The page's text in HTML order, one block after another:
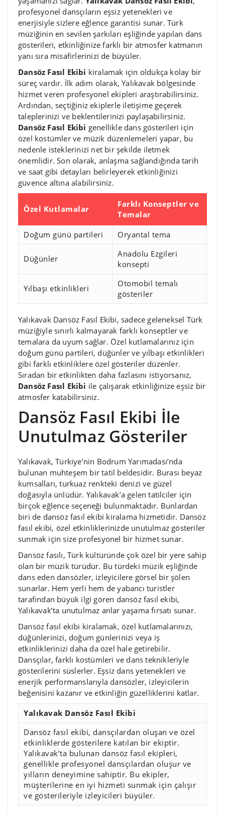
profesyonel dansçıların eşsiz yetenekleri ve
enerjisiyle sizlere eğlence garantisi sunar. Türk
müziğinin en sevilen şarkıları eşliğinde yapılan dans
gösterileri, etkinliğinize farklı bir atmosfer katmanın
yanı sıra misafirlerinizi de büyüler.
Dansöz Fasıl Ekibi kiralamak için oldukça kolay bir
süreç vardır. İlk adım olarak, Yalıkavak bölgesinde
hizmet veren profesyonel ekipleri araştırabilirsiniz.
Ardından, seçtiğiniz ekiplerle iletişime geçerek
taleplerinizi ve beklentilerinizi paylaşabilirsiniz.
Dansöz Fasıl Ekibi genellikle dans gösterileri için
özel kostümler ve müzik düzenlemeleri yapar, bu
nedenle isteklerinizi net bir şekilde iletmek
önemlidir. Son olarak, anlaşma sağlandığında tarih
ve saat gibi detayları belirleyerek etkinliğinizi
güvence altına alabilirsiniz.
Özel Kutlamalar
Farklı Konseptler ve
Temalar
Doğum günü partileri
Oryantal tema
Düğünler
Anadolu Ezgileri
konsepti
Yılbaşı etkinlikleri
Otomobil temalı
gösteriler
Yalıkavak Dansöz Fasıl Ekibi, sadece geleneksel Türk
müziğiyle sınırlı kalmayarak farklı konseptler ve
temalara da uyum sağlar. Özel kutlamalarınız için
doğum günü partileri, düğünler ve yılbaşı etkinlikleri
gibi farklı etkinliklere özel gösteriler düzenler.
Sıradan bir etkinlikten daha fazlasını istiyorsanız,
Dansöz Fasıl Ekibi ile çalışarak etkinliğinize eşsiz bir
atmosfer katabilirsiniz.
Dansöz Fasıl Ekibi İle
Unutulmaz Gösteriler
Yalıkavak, Türkiye’nin Bodrum Yarımadası’nda
bulunan muhteşem bir tatil beldesidir. Burası beyaz
kumsalları, turkuaz renkteki denizi ve güzel
doğasıyla ünlüdür. Yalıkavak’a gelen tatilciler için
birçok eğlence seçeneği bulunmaktadır. Bunlardan
biri de dansöz fasıl ekibi kiralama hizmetidir. Dansöz
fasıl ekibi, özel etkinliklerinizde unutulmaz gösteriler
sunmak için size profesyonel bir hizmet sunar.
Dansöz fasılı, Türk kültüründe çok özel bir yere sahip
olan bir müzik türüdür. Bu türdeki müzik eşliğinde
dans eden dansözler, izleyicilere görsel bir şölen
sunarlar. Hem yerli hem de yabancı turistler
tarafından büyük ilgi gören dansöz fasıl ekibi,
Yalıkavak’ta unutulmaz anlar yaşama fırsatı sunar.
Dansöz fasıl ekibi kiralamak, özel kutlamalarınızı,
düğünlerinizi, doğum günlerinizi veya iş
etkinliklerinizi daha da özel hale getirebilir.
Dansçılar, farklı kostümleri ve dans teknikleriyle
gösterilerini süslerler. Eşsiz dans yetenekleri ve
enerjik performanslarıyla dansözler, izleyicilerin
beğenisini kazanır ve etkinliğin güzelliklerini katlar.
Yalıkavak Dansöz Fasıl Ekibi
Dansöz fasıl ekibi, dansçılardan oluşan ve özel
etkinliklerde gösterilere katılan bir ekiptir.
Yalıkavak’ta bulunan dansöz fasıl ekipleri,
genellikle profesyonel dansçılardan oluşur ve
yılların deneyimine sahiptir. Bu ekipler,
müşterilerine en iyi hizmeti sunmak için çalışır
ve gösterileriyle izleyicileri büyüler.